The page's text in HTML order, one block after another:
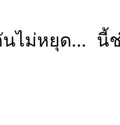
นไม่หยุด… นี้